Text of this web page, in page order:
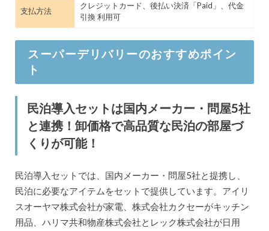
支払方法
クレジットカード、後払い決済「Paid」、代金
引換 利用可
スーパーデリバリーのおすすめポイン
ト
民泊導入セットは国内メーカー・問屋5社
と連携！卸価格で高品質な民泊の部屋づ
くりが可能！
民泊導入セットでは、国内メーカー・問屋5社と提携し、
民泊に必要なアイテムをセットで提供しています。アイリ
スオーヤマ株式会社が家電、株式会社カクセーがキッチン
用品、ハリマ共和物産株式会社とレック株式会社が日用